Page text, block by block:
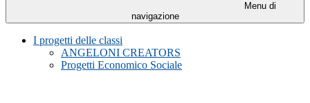
Menu di
navigazione
I progetti delle classi
ANGELONI CREATORS
Progetti Economico Sociale